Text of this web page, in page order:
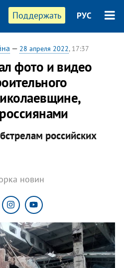
Поддержать РУС
— 28 апреля 2022, 17:37
фото и видео
российских
новин